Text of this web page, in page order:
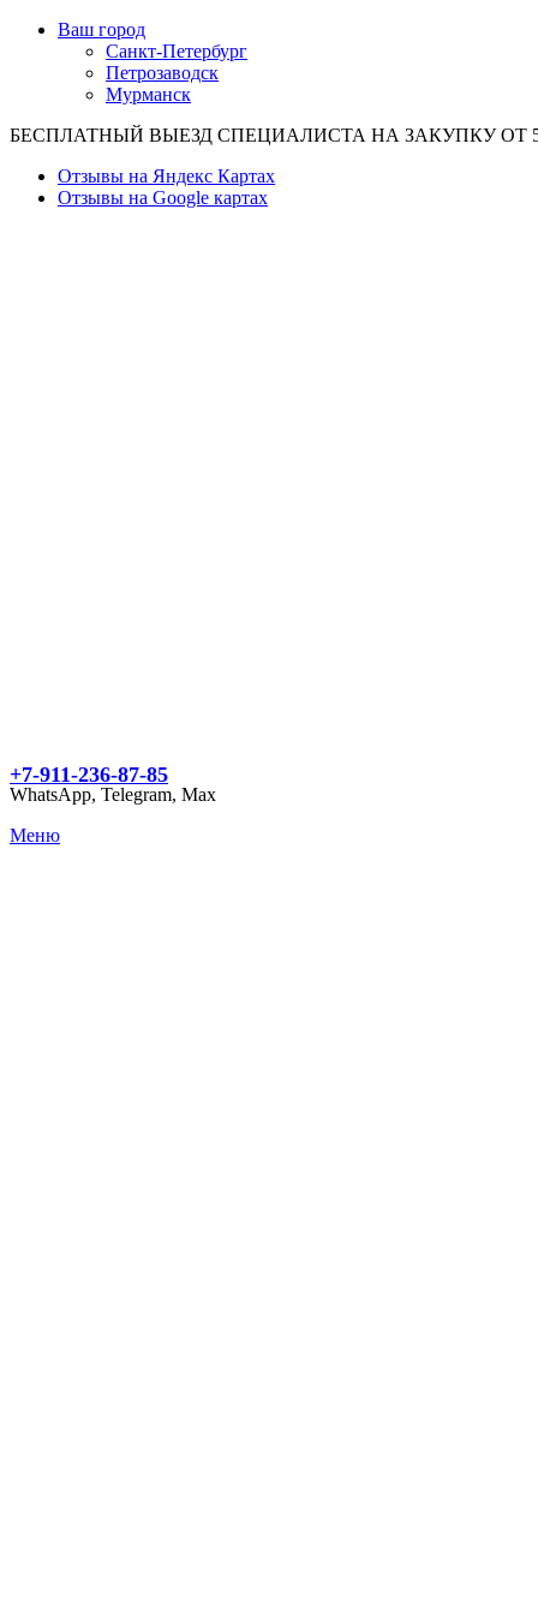
Ваш город
Санкт-Петербург
Петрозаводск
Мурманск
БЕСПЛАТНЫЙ ВЫЕЗД СПЕЦИАЛИСТА НА ЗАКУПКУ ОТ
Отзывы на Яндекс Картах
Отзывы на Google картах
+7-911-236-87-85
WhatsApp, Telegram, Max
Меню